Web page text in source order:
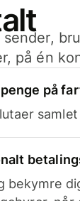
sender,
på én
på
bekymre